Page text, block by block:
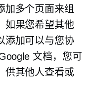
加多个页面来组
如果您希望其他
添加可以与您协
文档，您可
供其他人查看或